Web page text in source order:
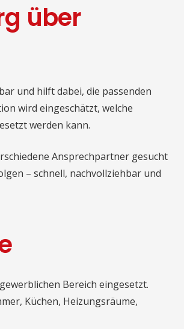
über
und hilft dabei, die passenden
wird eingeschätzt, welche
werden kann.
Ansprechpartner gesucht
– schnell, nachvollziehbar und
Bereich eingesetzt.
Küchen, Heizungsräume,